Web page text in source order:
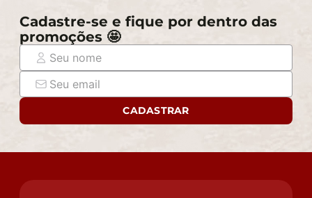
Cadastre-se e fique por dentro das
promoções 🤩
CADASTRAR